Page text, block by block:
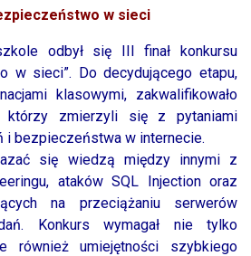
w sieci
odbył się III finał konkursu
w sieci”. Do decydującego etapu,
klasowymi, zakwalifikowało
którzy zmierzyli się z pytaniami
i bezpieczeństwa w internecie.
się wiedzą między innymi z
ataków SQL Injection oraz
na przeciążaniu serwerów
Konkurs wymagał nie tylko
również umiejętności szybkiego